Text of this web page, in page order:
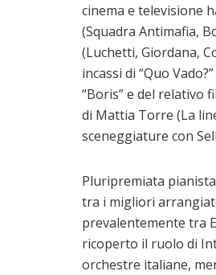
cinema e televisione
(Squadra Antimafia,
(Luchetti, Giordana,
incassi di “Quo
“Boris” e del relativo
di Mattia Torre (La
sceneggiature con
Pluripremiata
tra i migliori
prevalentemente tra
ricoperto il ruolo di
orchestre italiane,